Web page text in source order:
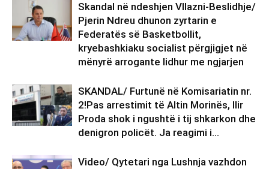
Skandal në ndeshjen Vllazni-Beslidhje/
Pjerin Ndreu dhunon zyrtarin e
Federatës së Basketbollit,
kryebashkiaku socialist përgjigjet në
mënyrë arrogante lidhur me ngjarjen
SKANDAL/ Furtunë në Komisariatin nr.
2!Pas arrestimit të Altin Morinës, Ilir
Proda shok i ngushtë i tij shkarkon dhe
denigron policët. Ja reagimi i...
Video/ Qytetari nga Lushnja vazhdon